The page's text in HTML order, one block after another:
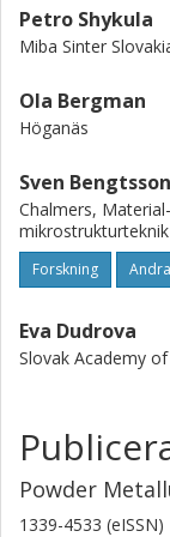
Petro Shykula
Miba Sinter
Ola Bergman
Höganäs
Sven Bengtsson
Chalmers,
mikrostrukturteknik
Forskning
Eva Dudrova
Slovak Academy of
Powder
1339-4533 (eISSN)